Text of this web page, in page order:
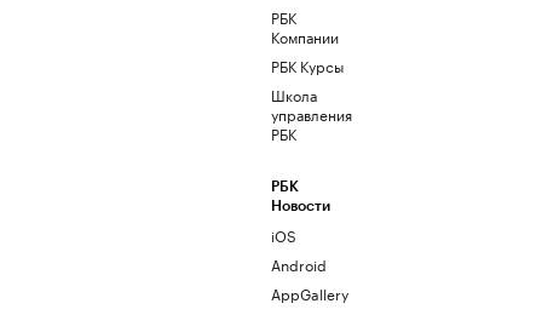
РБК
Компании
РБК Курсы
Школа
управления
РБК
РБК
Новости
iOS
Android
AppGallery